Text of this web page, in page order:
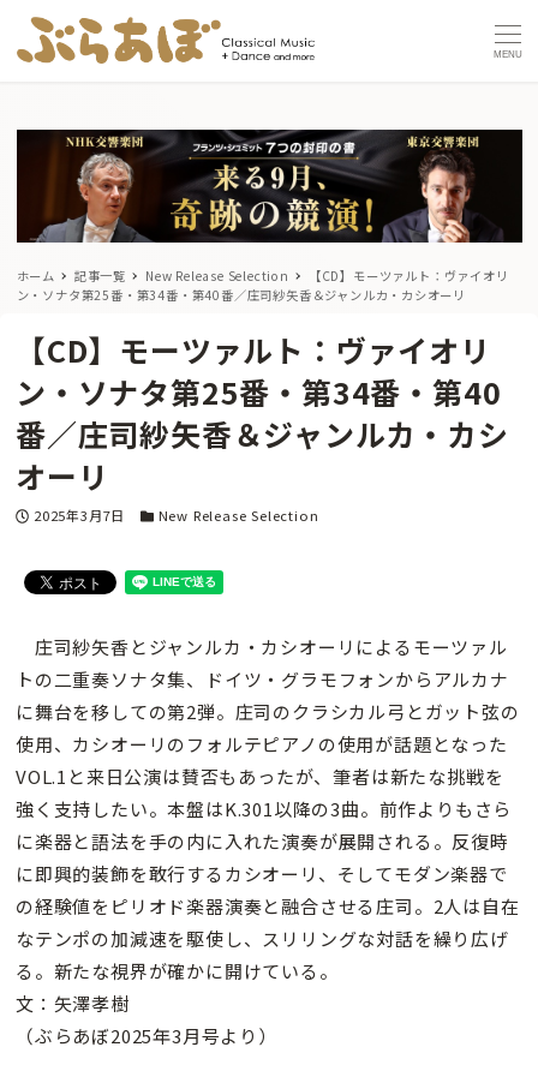
MENU
ホーム 記事一覧 New Release Selection
【CD】モーツァルト：ヴァイオリ
ン・ソナタ第25番・第34番・第40番／庄司紗矢香＆ジャンルカ・カシオーリ
【CD】モーツァルト：ヴァイオリ
ン・ソナタ第25番・第34番・第40
番／庄司紗矢香＆ジャンルカ・カシ
オーリ
投稿日
2025年3月7日 カテゴリー
New Release Selection
庄司紗矢香とジャンルカ・カシオーリによるモーツァル
トの二重奏ソナタ集、ドイツ・グラモフォンからアルカナ
に舞台を移しての第2弾。庄司のクラシカル弓とガット弦の
使用、カシオーリのフォルテピアノの使用が話題となった
VOL.1と来日公演は賛否もあったが、筆者は新たな挑戦を
強く支持したい。本盤はK.301以降の3曲。前作よりもさら
に楽器と語法を手の内に入れた演奏が展開される。反復時
に即興的装飾を敢行するカシオーリ、そしてモダン楽器で
の経験値をピリオド楽器演奏と融合させる庄司。2人は自在
なテンポの加減速を駆使し、スリリングな対話を繰り広げ
る。新たな視界が確かに開けている。
文：矢澤孝樹
（ぶらあぼ2025年3月号より）